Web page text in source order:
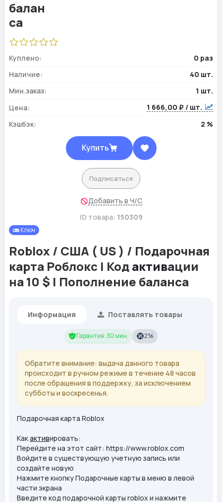
Куплено:
0 раз
Наличие:
40 шт.
Мин.заказ:
1 шт.
Цена:
1 666,00 ₽ / шт.
Кэшбэк:
2 %
Купить
Подписаться
Добавить в Ч/С
ID товара: 150309
Ключ
Roblox / США ( US ) / Подарочная
карта Роблокс | Кодактивации
на 10 $ | Пополнение баланса
Информация Поставлять товары
Гарантия: 30 мин. 2%
Обратите внимание: выдача данного товара
происходит в ручном режиме в течение 48 часов
после обращения в поддержку, за исключением
субботы и воскресенья.
Подарочная карта Roblox
Какактивировать:
Перейдите на этот сайт: https://www.roblox.com
Войдите в существующую учетную запись или
создайте новую
Нажмите кнопку Подарочные карты в меню в левой
части экрана
Введите код подарочной карты roblox и нажмите